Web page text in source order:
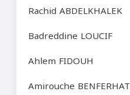
Rachid ABDELKHALEK
Badreddine LOUCIF
Ahlem FIDOUH
Amirouche BENFERHAT